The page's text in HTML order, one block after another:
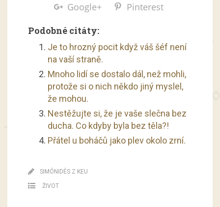
Google+
Pinterest
Podobné citáty:
Je to hrozný pocit když váš šéf není
na vaší straně.
Mnoho lidí se dostalo dál, než mohli,
protože si o nich někdo jiný myslel,
že mohou.
Nestěžujte si, že je vaše slečna bez
ducha. Co kdyby byla bez těla?!
Přátel u boháčů jako plev okolo zrní.
SIMÓNIDÉS Z KEU
ŽIVOT